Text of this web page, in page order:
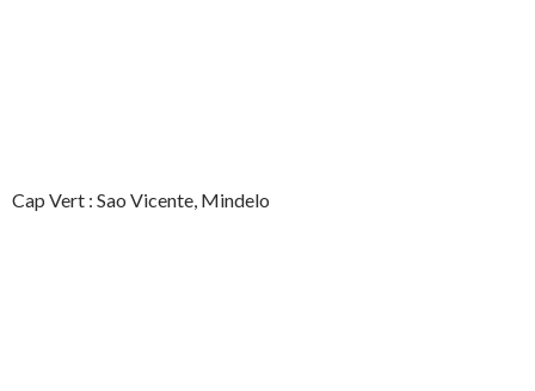
Cap Vert : Sao Vicente, Mindelo